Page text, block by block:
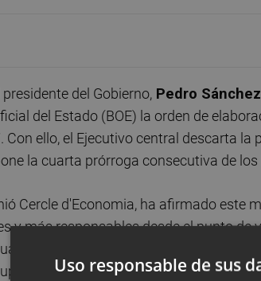
presidente del Gobierno, Pedro Sánchez
del Estado (BOE) la orden de
Con ello, el Ejecutivo central descarta
la cuarta prórroga consecutiva de los
Cercle d'Economia, ha afirmado este
y más responsables desde el punto de
el cuadro macro para aprobar
parlamentarios.
Uso responsable de sus